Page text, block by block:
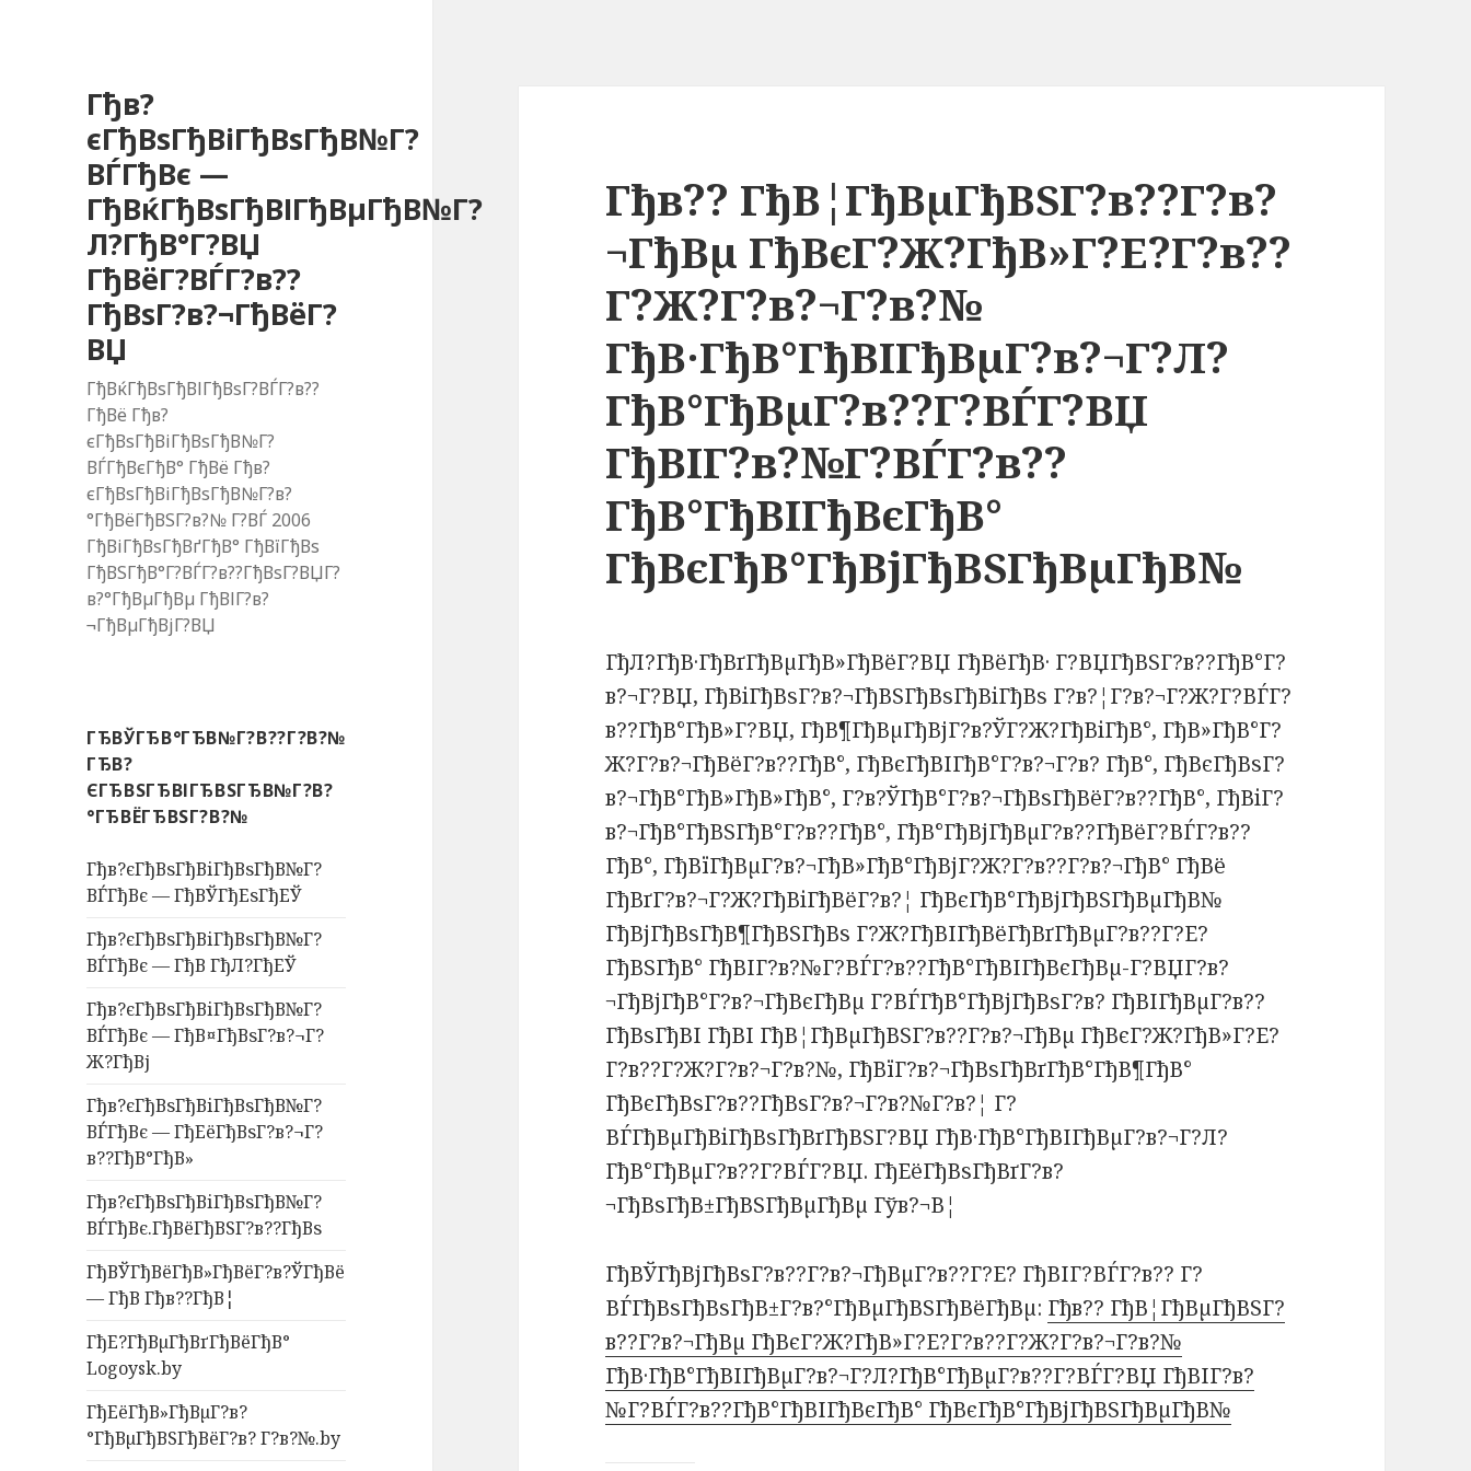
Гђв?
єГђВѕГђВіГђВѕГђВ№Г?
ВЃГђВє —
ГђВќГђВѕГђВІГђВµГђВ№Г?
Л?ГђВ°Г?ВЏ
ГђВёГ?ВЃГ?в??
ГђВѕГ?в?¬ГђВёГ?
ВЏ
ГђВќГђВѕГђВІГђВѕГ?ВЃГ?в??
ГђВё Гђв?
єГђВѕГђВіГђВѕГђВ№Г?
ВЃГђВєГђВ° ГђВё Гђв?
єГђВѕГђВіГђВѕГђВ№Г?в?
°ГђВёГђВЅГ?в?№ Г?ВЃ 2006
ГђВіГђВѕГђВґГђВ° ГђВїГђВѕ
ГђВЅГђВ°Г?ВЃГ?в??ГђВѕГ?ВЏГ?
в?°ГђВµГђВµ ГђВІГ?в?
¬ГђВµГђВјГ?ВЏ
ГЂВЎГЂВ°ГЂВ№Г?В??Г?В?№
ГЂВ?
ЄГЂВЅГЂВІГЂВЅГЂВ№Г?В?
°ГЂВЁГЂВЅГ?В?№
Гђв?єГђВѕГђВіГђВѕГђВ№Г?
ВЃГђВє — ГђВЎГђЕѕГђЕЎ
Гђв?єГђВѕГђВіГђВѕГђВ№Г?
ВЃГђВє — ГђВ ГђЛ?ГђЕЎ
Гђв?єГђВѕГђВіГђВѕГђВ№Г?
ВЃГђВє — ГђВ¤ГђВѕГ?в?¬Г?
Ж?ГђВј
Гђв?єГђВѕГђВіГђВѕГђВ№Г?
ВЃГђВє — ГђЕёГђВѕГ?в?¬Г?
в??ГђВ°ГђВ»
Гђв?єГђВѕГђВіГђВѕГђВ№Г?
ВЃГђВє.ГђВёГђВЅГ?в??ГђВѕ
ГђВЎГђВёГђВ»ГђВёГ?в?ЎГђВё
— ГђВ Гђв??ГђВ¦
ГђЕ?ГђВµГђВґГђВёГђВ°
Logoysk.by
ГђЕёГђВ»ГђВµГ?в?
°ГђВµГђВЅГђВёГ?в? Г?в?№.by
Гђв?? ГђВ¦ГђВµГђВЅГ?в??Г?в?
¬ГђВµ ГђВєГ?Ж?ГђВ»Г?Е?Г?в??
Г?Ж?Г?в?¬Г?в?№
ГђВ·ГђВ°ГђВІГђВµГ?в?¬Г?Л?
ГђВ°ГђВµГ?в??Г?ВЃГ?ВЏ
ГђВІГ?в?№Г?ВЃГ?в??
ГђВ°ГђВІГђВєГђВ°
ГђВєГђВ°ГђВјГђВЅГђВµГђВ№
ГђЛ?ГђВ·ГђВґГђВµГђВ»ГђВёГ?ВЏ ГђВёГђВ· Г?ВЏГђВЅГ?в??ГђВ°Г?
в?¬Г?ВЏ, ГђВіГђВѕГ?в?¬ГђВЅГђВѕГђВіГђВѕ Г?в?¦Г?в?¬Г?Ж?Г?ВЃГ?
в??ГђВ°ГђВ»Г?ВЏ, ГђВ¶ГђВµГђВјГ?в?ЎГ?Ж?ГђВіГђВ°, ГђВ»ГђВ°Г?
Ж?Г?в?¬ГђВёГ?в??ГђВ°, ГђВєГђВІГђВ°Г?в?¬Г?в? ГђВ°, ГђВєГђВѕГ?
в?¬ГђВ°ГђВ»ГђВ»ГђВ°, Г?в?ЎГђВ°Г?в?¬ГђВѕГђВёГ?в??ГђВ°, ГђВіГ?
в?¬ГђВ°ГђВЅГђВ°Г?в??ГђВ°, ГђВ°ГђВјГђВµГ?в??ГђВёГ?ВЃГ?в??
ГђВ°, ГђВїГђВµГ?в?¬ГђВ»ГђВ°ГђВјГ?Ж?Г?в??Г?в?¬ГђВ° ГђВё
ГђВґГ?в?¬Г?Ж?ГђВіГђВёГ?в?¦ ГђВєГђВ°ГђВјГђВЅГђВµГђВ№
ГђВјГђВѕГђВ¶ГђВЅГђВѕ Г?Ж?ГђВІГђВёГђВґГђВµГ?в??Г?Е?
ГђВЅГђВ° ГђВІГ?в?№Г?ВЃГ?в??ГђВ°ГђВІГђВєГђВµ-Г?ВЏГ?в?
¬ГђВјГђВ°Г?в?¬ГђВєГђВµ Г?ВЃГђВ°ГђВјГђВѕГ?в? ГђВІГђВµГ?в??
ГђВѕГђВІ ГђВІ ГђВ¦ГђВµГђВЅГ?в??Г?в?¬ГђВµ ГђВєГ?Ж?ГђВ»Г?Е?
Г?в??Г?Ж?Г?в?¬Г?в?№, ГђВїГ?в?¬ГђВѕГђВґГђВ°ГђВ¶ГђВ°
ГђВєГђВѕГ?в??ГђВѕГ?в?¬Г?в?№Г?в?¦ Г?
ВЃГђВµГђВіГђВѕГђВґГђВЅГ?ВЏ ГђВ·ГђВ°ГђВІГђВµГ?в?¬Г?Л?
ГђВ°ГђВµГ?в??Г?ВЃГ?ВЏ. ГђЕёГђВѕГђВґГ?в?
¬ГђВѕГђВ±ГђВЅГђВµГђВµ Гўв?¬В¦
ГђВЎГђВјГђВѕГ?в??Г?в?¬ГђВµГ?в??Г?Е? ГђВІГ?ВЃГ?в?? Г?
ВЃГђВѕГђВѕГђВ±Г?в?°ГђВµГђВЅГђВёГђВµ: Гђв?? ГђВ¦ГђВµГђВЅГ?
в??Г?в?¬ГђВµ ГђВєГ?Ж?ГђВ»Г?Е?Г?в??Г?Ж?Г?в?¬Г?в?№
ГђВ·ГђВ°ГђВІГђВµГ?в?¬Г?Л?ГђВ°ГђВµГ?в??Г?ВЃГ?ВЏ ГђВІГ?в?
№Г?ВЃГ?в??ГђВ°ГђВІГђВєГђВ° ГђВєГђВ°ГђВјГђВЅГђВµГђВ№